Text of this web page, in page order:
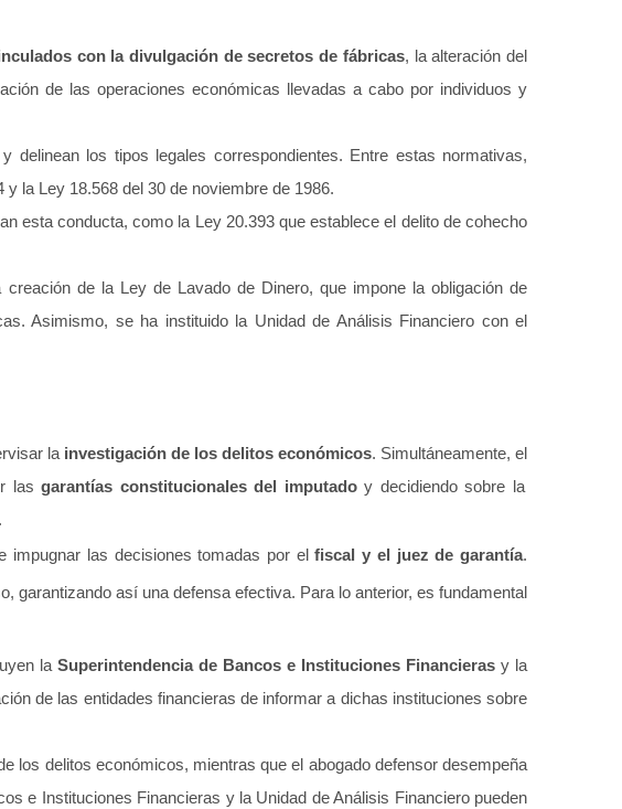
con la divulgación de secretos de fábricas, la alteración del
de las operaciones económicas llevadas a cabo por individuos y
los tipos legales correspondientes. Entre estas normativas,
la Ley 18.568 del 30 de noviembre de 1986.
esta conducta, como la Ley 20.393 que establece el delito de cohecho
creación de la Ley de Lavado de Dinero, que impone la obligación de
Asimismo, se ha instituido la Unidad de Análisis Financiero con el
la investigación de los delitos económicos. Simultáneamente, el
las garantías constitucionales del imputadoy decidiendo sobre la
impugnar las decisiones tomadas por elfiscal y el juez de garantía.
garantizando así una defensa efectiva. Para lo anterior, es fundamental
la Superintendencia de Bancos e Instituciones Financierasy la
de las entidades financieras de informar a dichas instituciones sobre
los delitos económicos, mientras que el abogado defensor desempeña
e Instituciones Financieras y la Unidad de Análisis Financiero pueden